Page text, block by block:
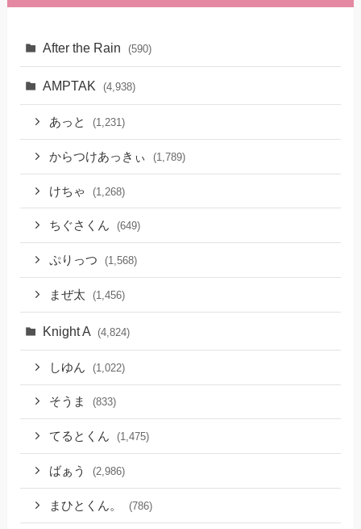
After the Rain (590)
AMPTAK (4,938)
あっと (1,231)
からつけあっきぃ (1,789)
けちゃ (1,268)
ちぐさくん (649)
ぷりっつ (1,568)
まぜ太 (1,456)
Knight A (4,824)
しゆん (1,022)
そうま (833)
てるとくん (1,475)
ばぁう (2,986)
まひとくん。 (786)